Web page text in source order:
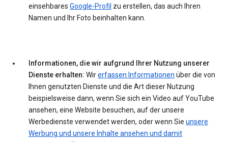
einsehbares Google-Profil zu erstellen, das auch Ihren
Namen und Ihr Foto beinhalten kann.
Informationen, die wir aufgrund Ihrer Nutzung unserer
Dienste erhalten: Wirerfassen Informationen über die von
Ihnen genutzten Dienste und die Art dieser Nutzung
beispielsweise dann, wenn Sie sich ein Video auf YouTube
ansehen, eine Website besuchen, auf der unsere
Werbedienste verwendet werden, oder wenn Sie unsere
Werbung und unsere Inhalte ansehen und damit